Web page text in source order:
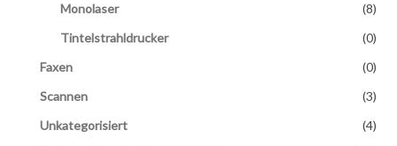
Monolaser
(8)
Tintelstrahldrucker
(0)
Faxen
(0)
Scannen
(3)
Unkategorisiert
(4)